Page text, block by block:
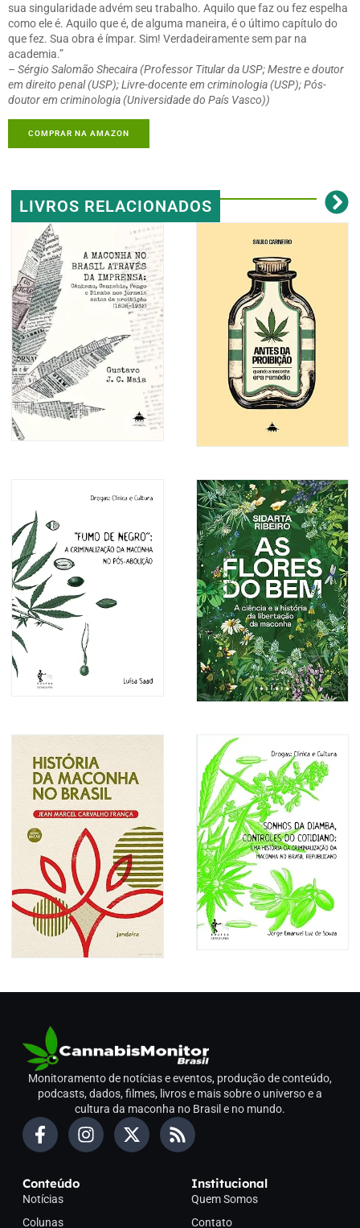
sua singularidade advém seu trabalho. Aquilo que faz ou fez espelha
como ele é. Aquilo que é, de alguma maneira, é o último capítulo do
que fez. Sua obra é ímpar. Sim! Verdadeiramente sem par na
academia.”
– Sérgio Salomão Shecaira (Professor Titular da USP; Mestre e doutor
em direito penal (USP); Livre-docente em criminologia (USP); Pós-
doutor em criminologia (Universidade do País Vasco))
COMPRAR NA AMAZON
LIVROS RELACIONADOS
Monitoramento de notícias e eventos, produção de conteúdo,
podcasts, dados, filmes, livros e mais sobre o universo e a
cultura da maconha no Brasil e no mundo.
Conteúdo
Notícias
Colunas
Institucional
Quem Somos
Contato